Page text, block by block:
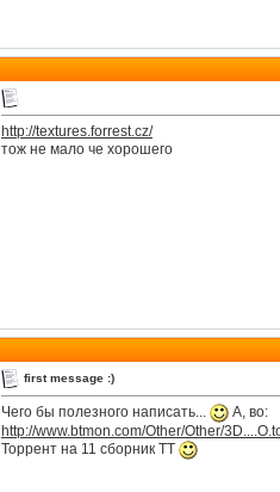
http://textures.forrest.cz/
тож не мало че хорошего
first message :)
Чего бы полезного написать...
А, во:
http://www.btmon.com/Other/Other/
Торрент на 11 сборник ТТ